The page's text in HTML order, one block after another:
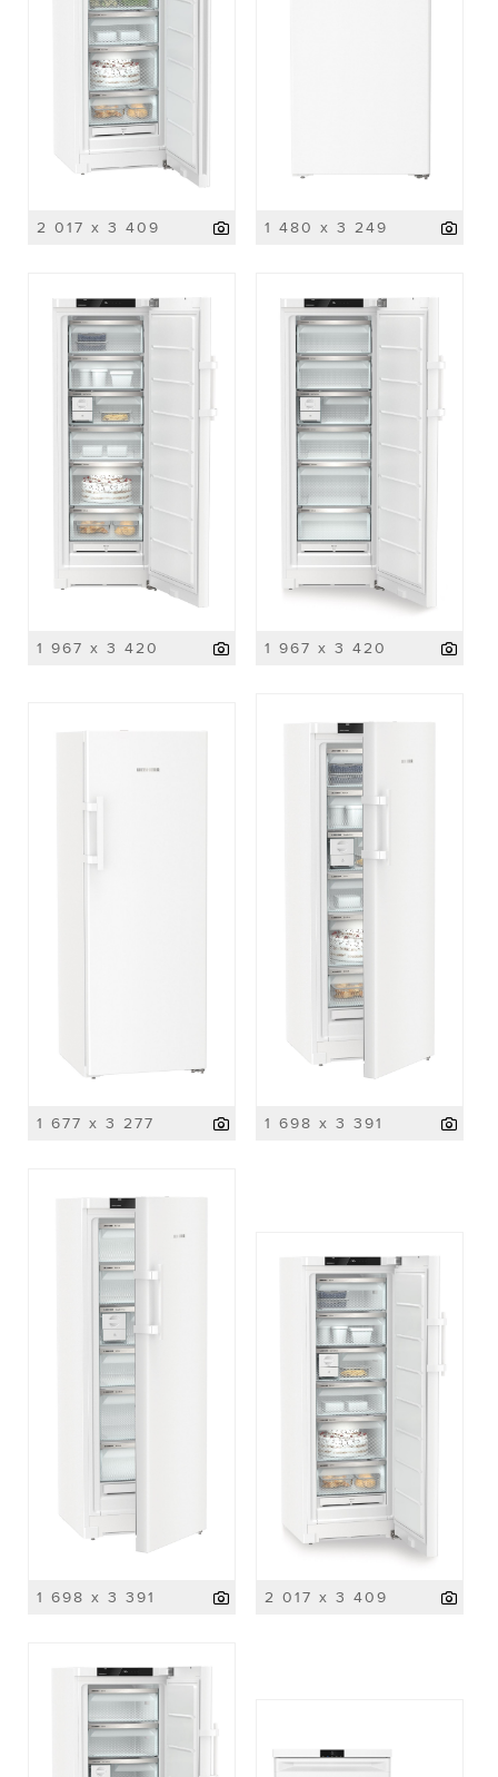
2 017 x 3 409 1 480 x 3 249
1 967 x 3 420 1 967 x 3 420
1 677 x 3 277 1 698 x 3 391
1 698 x 3 391 2 017 x 3 409